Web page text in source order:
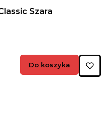
Szara
Do koszyka